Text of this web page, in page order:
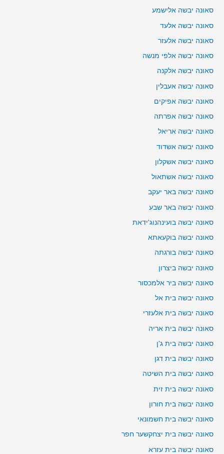
סאונה יבשה אלישמע
סאונה יבשה אלעד
סאונה יבשה אלעזר
סאונה יבשה אלפי מנשה
סאונה יבשה אלקנה
סאונה יבשה אעבלין
סאונה יבשה אפיקים
סאונה יבשה אפרתה
סאונה יבשה אריאל
סאונה יבשה אשדוד
סאונה יבשה אשקלון
סאונה יבשה אשתאול
סאונה יבשה באר יעקב
סאונה יבשה באר שבע
סאונה יבשה בועינהנוג'ידאת
סאונה יבשה בוקעאתא
סאונה יבשה בורגתה
סאונה יבשה ביצרון
סאונה יבשה ביר אלמכסור
סאונה יבשה בית אל
סאונה יבשה בית אלעזרי
סאונה יבשה בית אריה
סאונה יבשה בית ג'ן
סאונה יבשה בית דגן
סאונה יבשה בית השיטה
סאונה יבשה בית זית
סאונה יבשה בית חורון
סאונה יבשה בית חשמונאי
סאונה יבשה בית יצחקשער חפר
סאונה יבשה בית עזרא